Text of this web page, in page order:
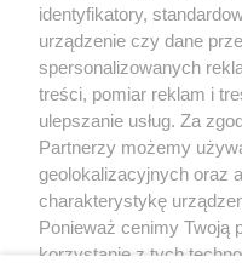
Żaden utwór zamieszczony w
lub dalej rozpowszechniany w
identyfikatory,
urządzenie czy dane
spersonalizowanych
treści, pomiar reklam i
ulepszanie usług. Za
Partnerzy możemy
geolokalizacyjnych oraz
charakterystykę
Ponieważ cenimy Twoją
korzystanie z tych